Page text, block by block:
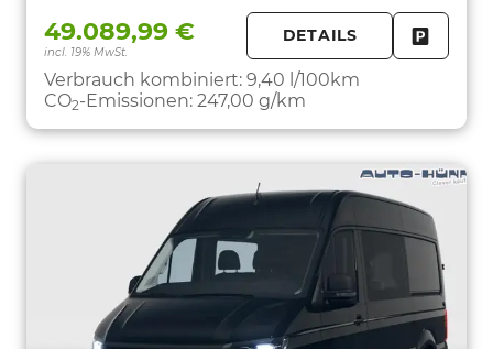
49.089,99 €
incl. 19% MwSt.
DETAILS
Verbrauch kombiniert: 9,40 l/100km
CO2-Emissionen: 247,00 g/km